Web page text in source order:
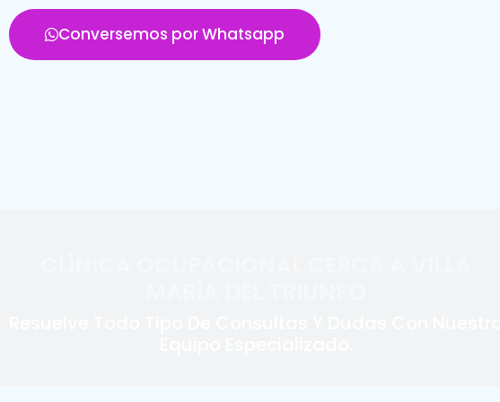
Conversemos por Whatsapp